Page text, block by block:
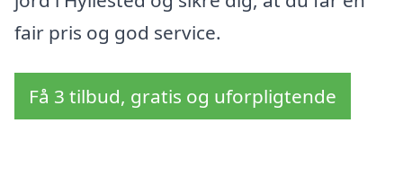
fair pris og god service.
Få 3 tilbud, gratis og uforpligtende